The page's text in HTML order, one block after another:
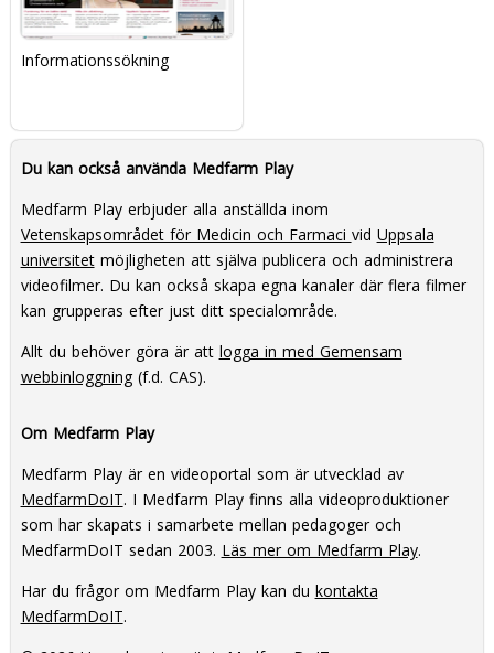
Informationssökning
Du kan också använda Medfarm Play
Medfarm Play erbjuder alla anställda inom
Vetenskapsområdet för Medicin och Farmaci vid Uppsala
universitetmöjligheten att själva publicera och administrera
videofilmer. Du kan också skapa egna kanaler där flera filmer
kan grupperas efter just ditt specialområde.
Allt du behöver göra är att logga in med Gemensam
webbinloggning(f.d. CAS).
Om Medfarm Play
Medfarm Play är en videoportal som är utvecklad av
MedfarmDoIT. I Medfarm Play finns alla videoproduktioner
som har skapats i samarbete mellan pedagoger och
MedfarmDoIT sedan 2003. Läs mer om Medfarm Play.
Har du frågor om Medfarm Play kan du kontakta
MedfarmDoIT.